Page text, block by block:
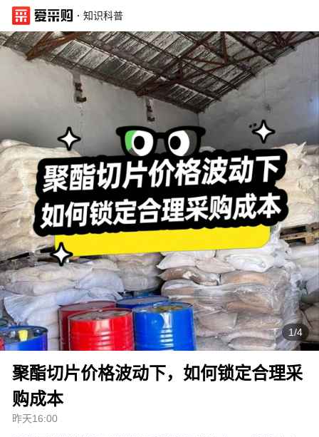
· 知识科普
1/4
聚酯切片价格波动下，如何锁定合理采
购成本
昨天16:00